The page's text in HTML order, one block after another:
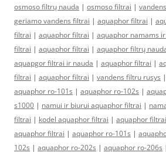
osmoso filtrų nauda | osmoso filtrai |
geriamo vandens filtrai | aquaphor filtrai |
filtrai | aquaphor filtrai | aquaphor namams
filtrai | aquaphor filtrai | aquaphor filtrų
aquapgor filtrai ir nauda | aquaphor filtrai |
filtrai | aquaphor filtrai | vandens filtru rusys |
aquaphor ro-101s | aquaphor ro-102s |
s1000 | namui ir biurui aquaphor filtrai |
filtrai | kodel aquaphor filtrai | aquaphor filtrai
aquaphor filtrai | aquaphor ro-101s |
102s | aquaphor ro-202s | aquaphor ro-206s